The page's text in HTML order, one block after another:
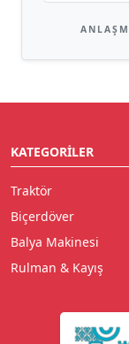
KATEGORILER
Traktör
Biçerdöver
Balya Makinesi
Rulman & Kayış